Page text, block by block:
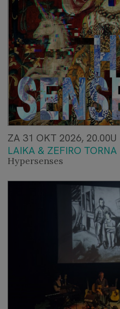
ZA 31 OKT 2026, 20.00U
LAIKA & ZEFIRO TORNA
Hypersenses